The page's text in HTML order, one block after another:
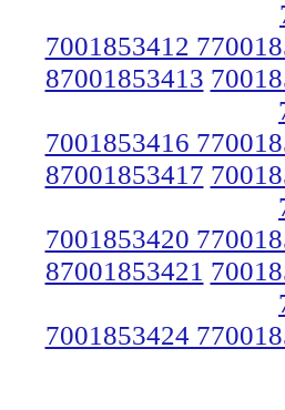
7001853412
87001853413
7001853416
87001853417
7001853420
87001853421
7001853424